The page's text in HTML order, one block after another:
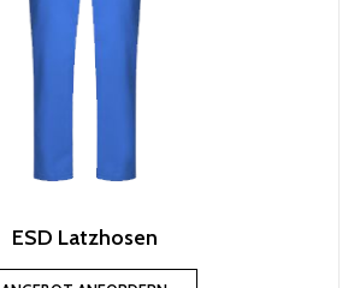
ESD Latzhosen